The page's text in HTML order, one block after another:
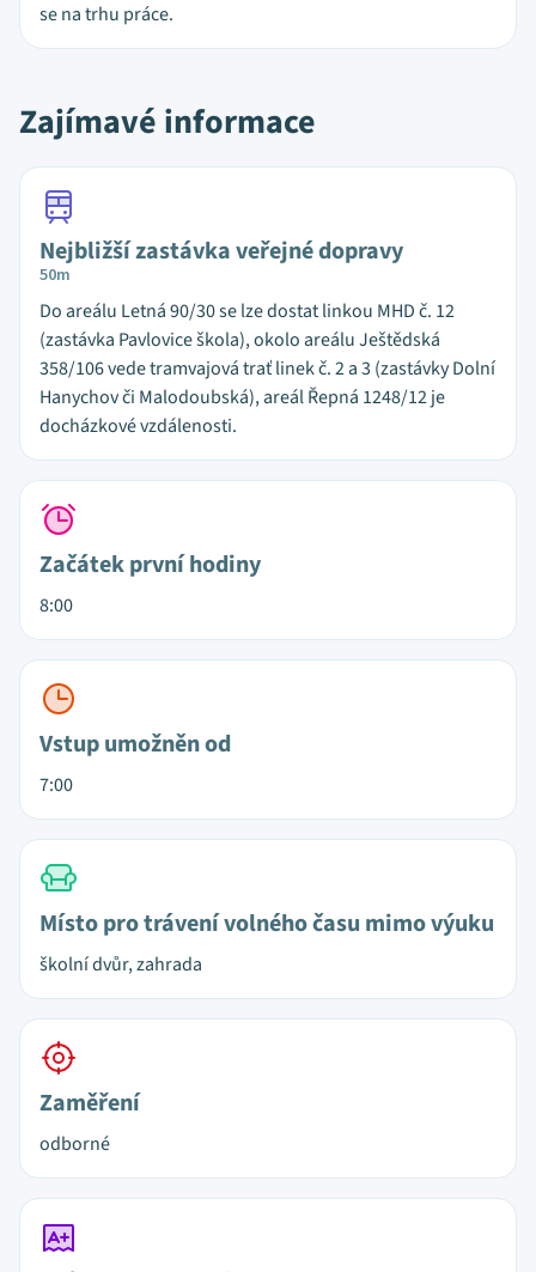
se na trhu práce.
Zajímavé informace
Nejbližší zastávka veřejné dopravy
50m
Do areálu Letná 90/30 se lze dostat linkou MHD č. 12
(zastávka Pavlovice škola), okolo areálu Ještědská
358/106 vede tramvajová trať linek č. 2 a 3 (zastávky Dolní
Hanychov či Malodoubská), areál Řepná 1248/12 je
docházkové vzdálenosti.
Začátek první hodiny
8:00
Vstup umožněn od
7:00
Místo pro trávení volného času mimo výuku
školní dvůr, zahrada
Zaměření
odborné